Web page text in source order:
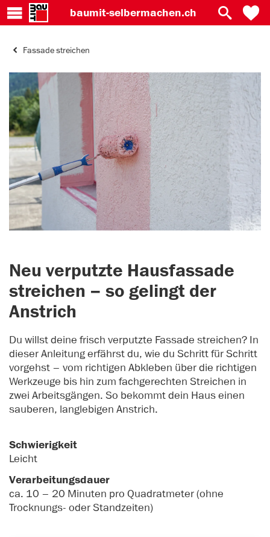
baumit-selbermachen.ch
Fassade streichen
Neu verputzte Hausfassade
streichen – so gelingt der
Anstrich
Du willst deine frisch verputzte Fassade streichen? In
dieser Anleitung erfährst du, wie du Schritt für Schritt
vorgehst – vom richtigen Abkleben über die richtigen
Werkzeuge bis hin zum fachgerechten Streichen in
zwei Arbeitsgängen. So bekommt dein Haus einen
sauberen, langlebigen Anstrich.
Schwierigkeit
Leicht
Verarbeitungsdauer
ca. 10 – 20 Minuten pro Quadratmeter (ohne
Trocknungs- oder Standzeiten)